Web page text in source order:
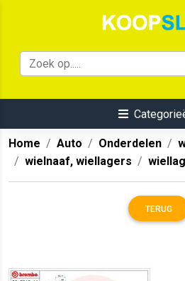
Home Auto Onderdelen
wielnaaf, wiellagers
TERUG